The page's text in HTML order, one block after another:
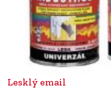
Lesklý email